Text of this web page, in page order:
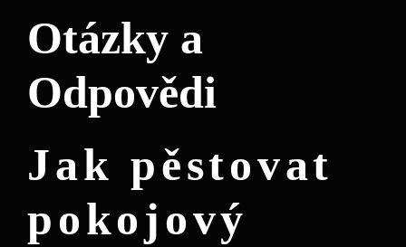
Otázky a
Odpovědi
Jak pěstovat
pokojový